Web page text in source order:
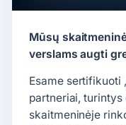
Mūsų
verslams augti
Esame sertifikuoti
partneriai, turintys
skaitmeninėje